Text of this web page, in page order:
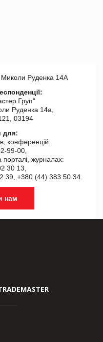
Миколи Руденка 14А
Груп"
Руденка 14а,
03194
для:
конференцій:
99-00,
журналах:
30 13,
39, +380 (44) 383 50 34.
нам